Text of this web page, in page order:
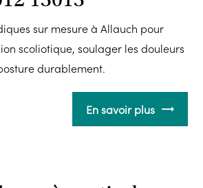
sur mesure à Allauch pour
scoliotique, soulager les douleurs
durablement.
En savoir plus